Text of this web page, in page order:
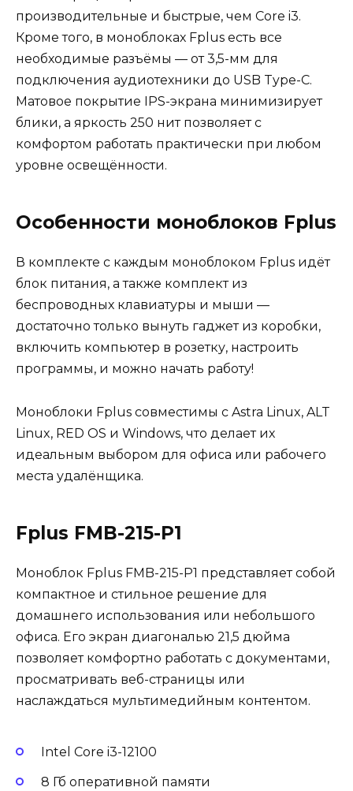
производительные и быстрые, чем Core i3.
Кроме того, в моноблоках Fplus есть все
необходимые разъёмы — от 3,5-мм для
подключения аудиотехники до USB Type-C.
Матовое покрытие IPS-экрана минимизирует
блики, а яркость 250 нит позволяет с
комфортом работать практически при любом
уровне освещённости.
Особенности моноблоков Fplus
В комплекте с каждым моноблоком Fplus идёт
блок питания, а также комплект из
беспроводных клавиатуры и мыши —
достаточно только вынуть гаджет из коробки,
включить компьютер в розетку, настроить
программы, и можно начать работу!
Моноблоки Fplus совместимы с Astra Linux, ALT
Linux, RED OS и Windows, что делает их
идеальным выбором для офиса или рабочего
места удалёнщика.
Fplus FMB-215-P1
Моноблок Fplus FMB-215-P1 представляет собой
компактное и стильное решение для
домашнего использования или небольшого
офиса. Его экран диагональю 21,5 дюйма
позволяет комфортно работать с документами,
просматривать веб-страницы или
наслаждаться мультимедийным контентом.
Intel Core i3-12100
8 Гб оперативной памяти